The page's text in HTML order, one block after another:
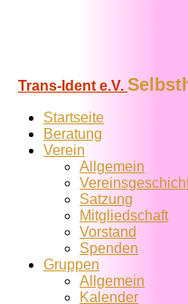
Trans-Ident e.V.
Startseite
Beratung
Verein
Allgemein
Satzung
Mitglied­schaft
Vorstand
Spenden
Gruppen
Allgemein
Kalender